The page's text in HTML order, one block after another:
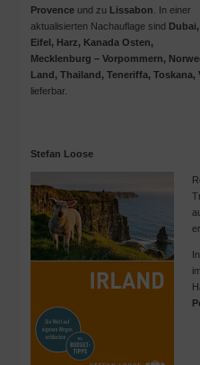
Provenceund zu Lissabon . In einer
aktualisierten Nachauflage sind Dubai,
Eifel, Harz, Kanada Osten,
Mecklenburg – Vorpommern,
Land, Thailand, Teneriffa, Toskana,
lieferbar.
Stefan Loose